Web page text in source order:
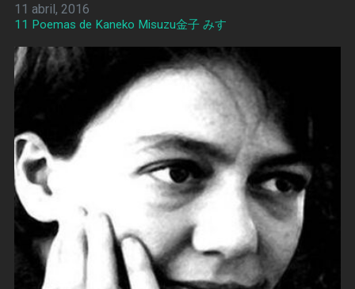
11 abril, 2016
11 Poemas de Kaneko Misuzu金子 みすゞ